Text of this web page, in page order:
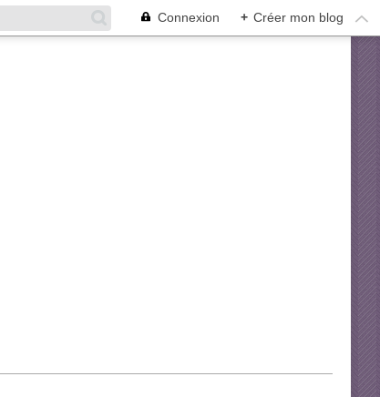
Connexion + Créer mon blog